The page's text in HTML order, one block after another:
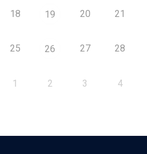
18 19 20 21
25 26 27 28
1 2 3 4